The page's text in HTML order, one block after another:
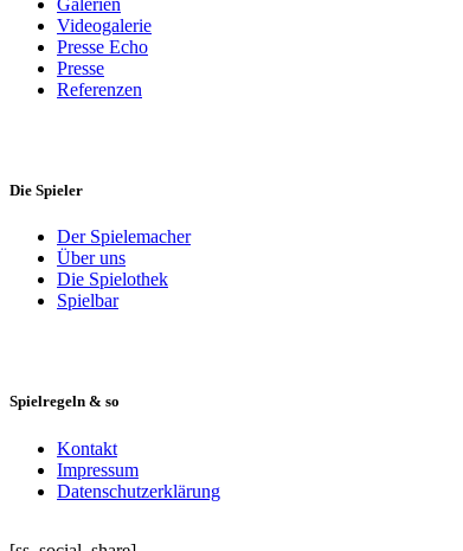
Videogalerie
Presse Echo
Presse
Referenzen
Die Spieler
Der Spielemacher
Über uns
Die Spielothek
Spielbar
Spielregeln & so
Kontakt
Impressum
Datenschutzerklärung